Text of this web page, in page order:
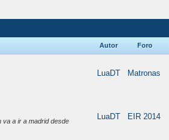
Autor Foro
LuaDT Matronas
va a ir a madrid desde
LuaDT EIR 2014